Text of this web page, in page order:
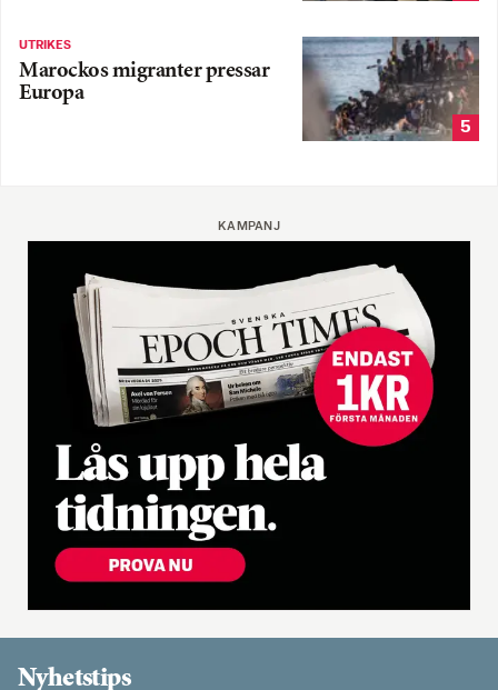
UTRIKES
Marockos migranter pressar
Europa
5
KAMPANJ
Nyhetstips